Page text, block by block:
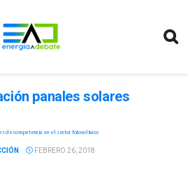
panales solares
de competencia en el sector fotovoltaico
FEBRERO 26, 2018